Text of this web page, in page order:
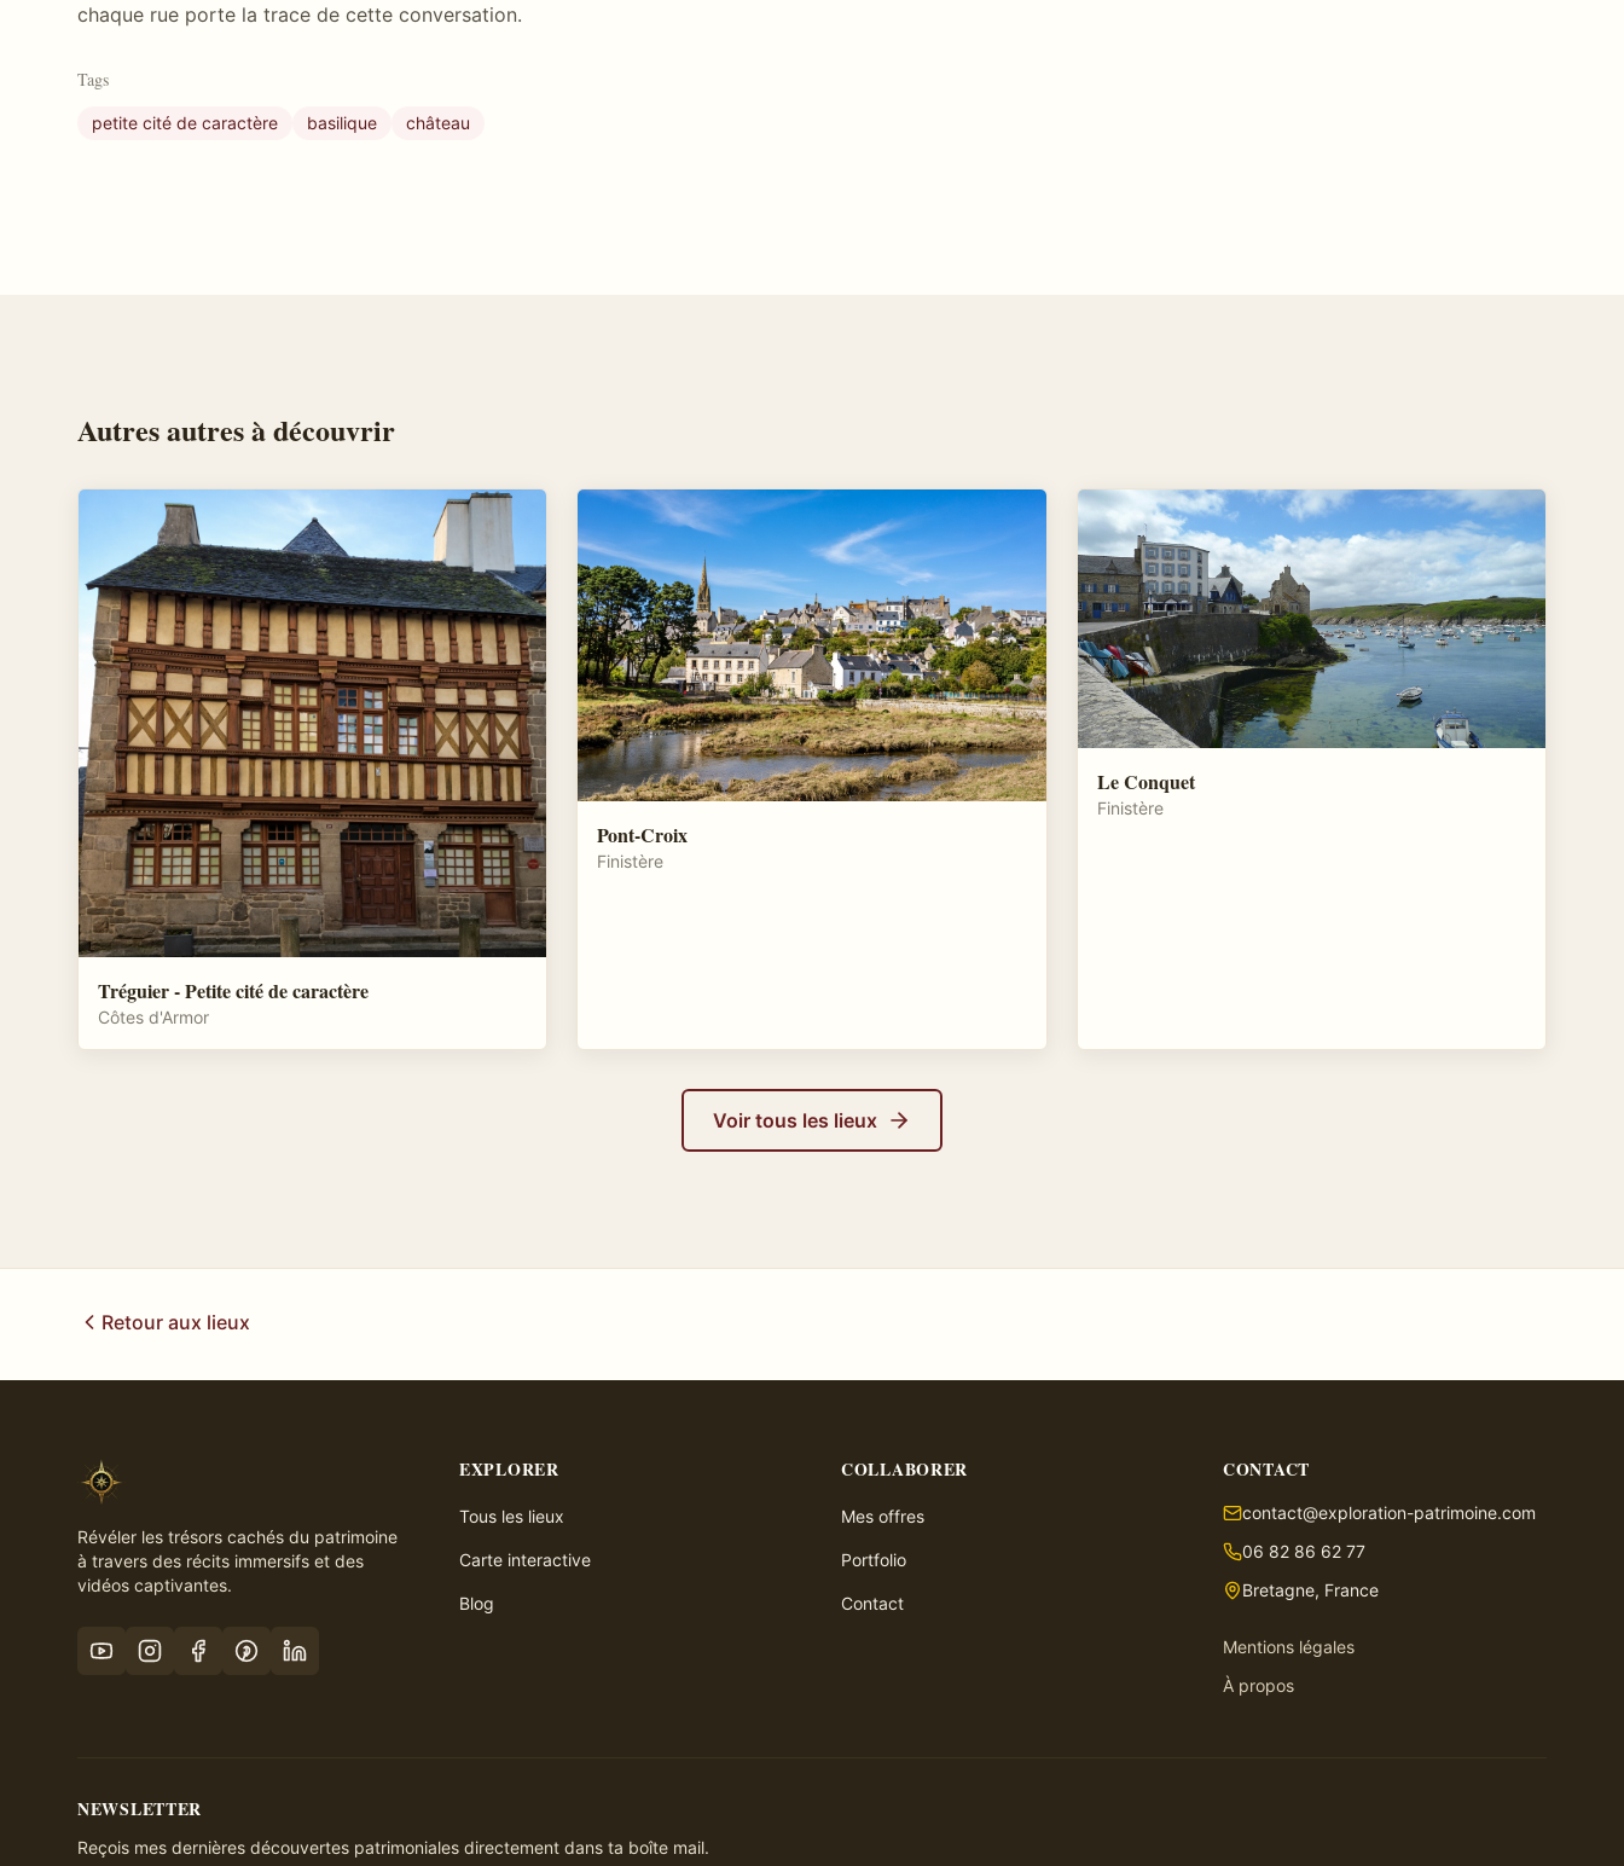
chaque rue porte la trace de cette conversation.
Tags
petite cité de caractère basilique château
Autresautresà découvrir
Tréguier - Petite cité de caractère
Côtes d'Armor
Pont-Croix
Finistère
Le Conquet
Finistère
Voir tous les lieux
Retour aux lieux
Révéler les trésors cachés du patrimoine
à travers des récits immersifs et des
vidéos captivantes.
EXPLORER
Tous les lieux
Carte interactive
Blog
COLLABORER
Mes offres
Portfolio
Contact
CONTACT
contact@exploration-patrimoine.com
06 82 86 62 77
Bretagne, France
Mentions légales
À propos
NEWSLETTER
Reçois mes dernières découvertes patrimoniales directement dans ta boîte mail.